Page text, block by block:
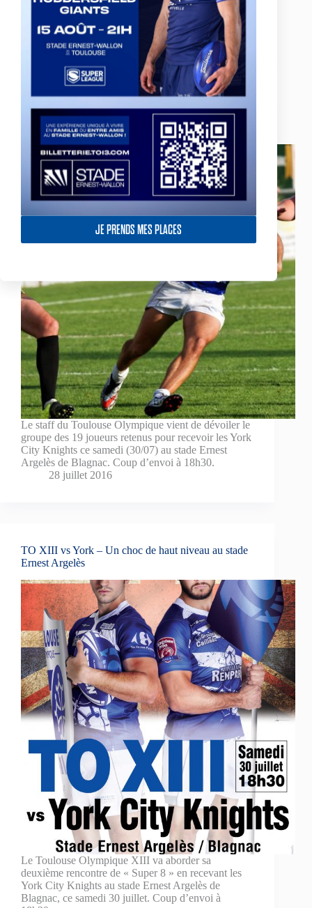
JE PRENDS MES PLACES
Knights, dans le cadre de la deuxième journée du
Super 8.
TO XIII vs York City Knights – Le groupe
Toulousain
Le staff du Toulouse Olympique vient de dévoiler le
groupe des 19 joueurs retenus pour recevoir les York
City Knights ce samedi (30/07) au stade Ernest
Argelès de Blagnac. Coup d’envoi à 18h30.
28 juillet 2016
TO XIII vs York – Un choc de haut niveau au stade
Ernest Argelès
Le Toulouse Olympique XIII va aborder sa
deuxième rencontre de « Super 8 » en recevant les
York City Knights au stade Ernest Argelès de
Blagnac, ce samedi 30 juillet. Coup d’envoi à